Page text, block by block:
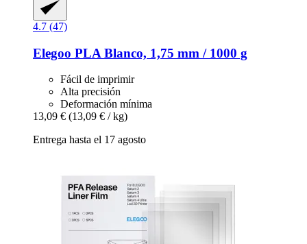
4.7 (47)
Elegoo PLA Blanco, 1,75 mm / 1000 g
Fácil de imprimir
Alta precisión
Deformación mínima
13,09 € (13,09 € / kg)
Entrega hasta el 17 agosto